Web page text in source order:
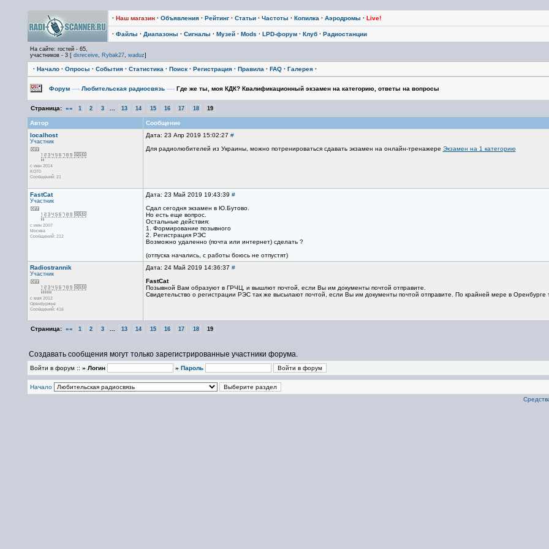
· Наш магазин· Объявления· Рейтинг· Статьи· Частоты · Копилка · Аэродромы · Live!
· Файлы · Диапазоны · Сигналы · Музей· Mods · LPD-форум· Клуб· Радиостанции
На сайте: гостей - 65,
участников - 3 [ dxreceive, Rybak27, waduz]
· Начало· Опросы · События· Статистика · Поиск· Регистрация· Правила · FAQ· Галерея·
Форум —› Любительская радиосвязь —›Где же ты, моя КДК? Квалификационный экзамен на категорию, ответы на вопросы
Страница: «« 1 2 3 13 14 15 16 17 18 19
Автор
Сообщение
localhost
Участник
с июн 2014
KO70
Сообщений: 21
Дата: 23 Апр 2019 15:02:27 #
Для радиолюбителей из Украины, можно потренироваться сдавать экзамен на онлайн-тренажере Экзамен на 1 категорию
FastCat
Участник
с июн 2007
Москва
Сообщений: 212
Дата: 23 Май 2019 19:43:39 #
Сдал сегодня экзамен в Ю.Бутово.
Но есть еще вопрос.
Остальные действия:
1. Формирование позывного
2. Регистрация РЭС
Возможно удаленно (почта или интернет) сделать ?
(отпуска начались, с работы боюсь не отпустят)
Radiostrannik
Участник
с мая 2012
Оренбуржье
Сообщений: 416
Дата: 24 Май 2019 14:36:37 #
FastCat
Позывной Вам образуют в ГРЧЦ, и вышлют почтой, если Вы им документы почтой отправите.
Свидетельство о регистрации РЭС так же высылают почтой, если Вы им документы почтой отправите. По крайней мере в Оренбурге
Страница: «« 1 2 3 13 14 15 16 17 18 19
Создавать сообщения могут только зарегистрированные участники форума.
Войти в форум :: » Логин » Пароль
Начало